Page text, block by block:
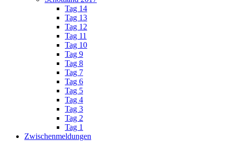
Tag 14
Tag 13
Tag 12
Tag 11
Tag 10
Tag 9
Tag 8
Tag 7
Tag 6
Tag 5
Tag 4
Tag 3
Tag 2
Tag 1
Zwischenmeldungen